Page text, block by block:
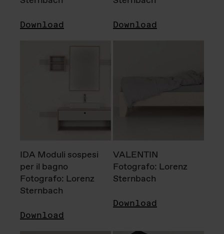
Download Download
IDA Moduli sospesi
per il bagno
Fotografo: Lorenz
Sternbach
Download
VALENTIN
Fotografo: Lorenz
Sternbach
Download